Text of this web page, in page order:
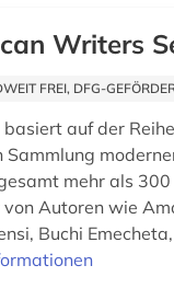
Writers
FREI, DFG-
auf der
Sammlung
mehr als
Autoren wie
Buchi